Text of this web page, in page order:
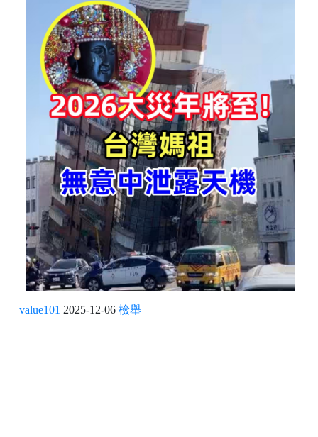
value101 2025-12-06 檢舉